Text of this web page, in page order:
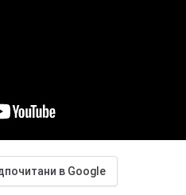
в Google